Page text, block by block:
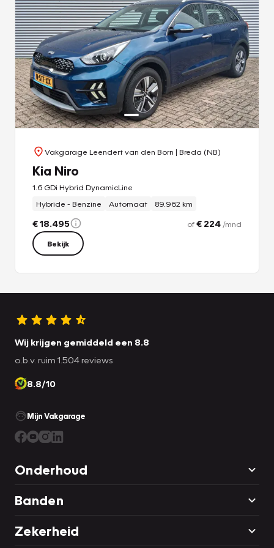
Vakgarage Leendert van den Born | Breda (NB)
Kia Niro
1.6 GDi Hybrid DynamicLine
Hybride - Benzine
Automaat 89.962 km
€ 18.495 of€ 224 /mnd
Bekijk
Wij krijgen gemiddeld een 8.8
o.b.v. ruim 1.504 reviews
8.8/10
Mijn Vakgarage
Onderhoud
Banden
Zekerheid